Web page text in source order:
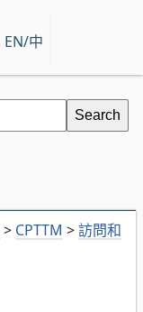
EN/中
> CPTTM >訪問和